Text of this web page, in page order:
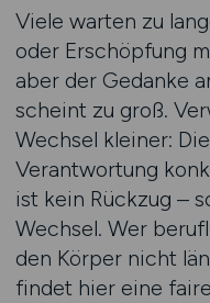
Viele warten zu
oder Erschöpfung
aber der Gedanke
scheint zu groß.
Wechsel kleiner:
Verantwortung
ist kein Rückzug –
Wechsel. Wer
den Körper nicht
findet hier eine